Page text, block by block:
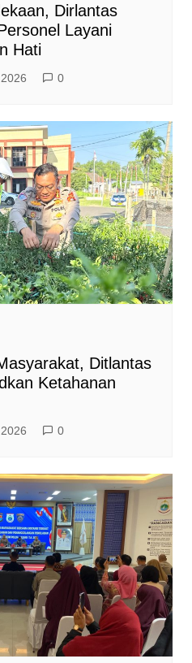
Dirlantas
Layani
Hati
0
Ditlantas
Ketahanan
0